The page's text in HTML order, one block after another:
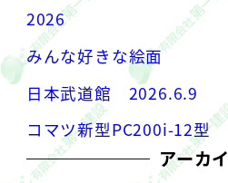
2026
みんな好きな絵面
日本武道館 2026.6.9
コマツ新型PC200i-12型
アーカ